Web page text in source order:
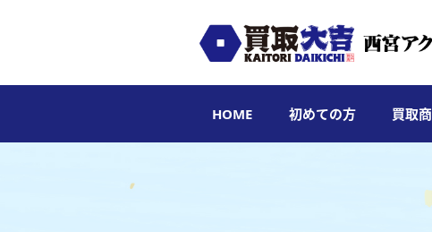
HOME 初めての方 買取